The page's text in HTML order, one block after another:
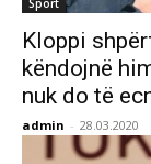
Sport
Kloppi
këndojnë
nuk do të
admin - 28.03.2020